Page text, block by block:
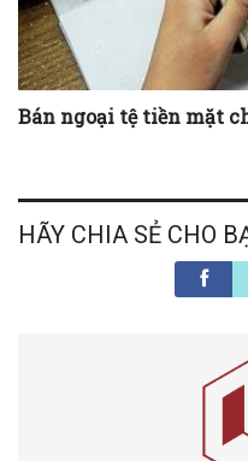
Bán ngoại tệ tiền mặt
HÃY CHIA SẺ CHO